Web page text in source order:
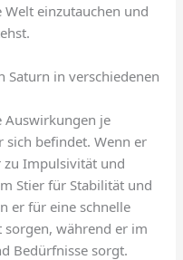
einzutauchen und
Saturn in verschiedenen
Auswirkungen je
sich befindet. Wenn er
zu Impulsivität und
Stier für Stabilität und
er für eine schnelle
während er im
Bedürfnisse sorgt.